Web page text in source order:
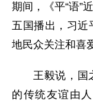
期间，《平“语”
五国播出，习近
地民众关注和喜
王毅说，国
的传统友谊由